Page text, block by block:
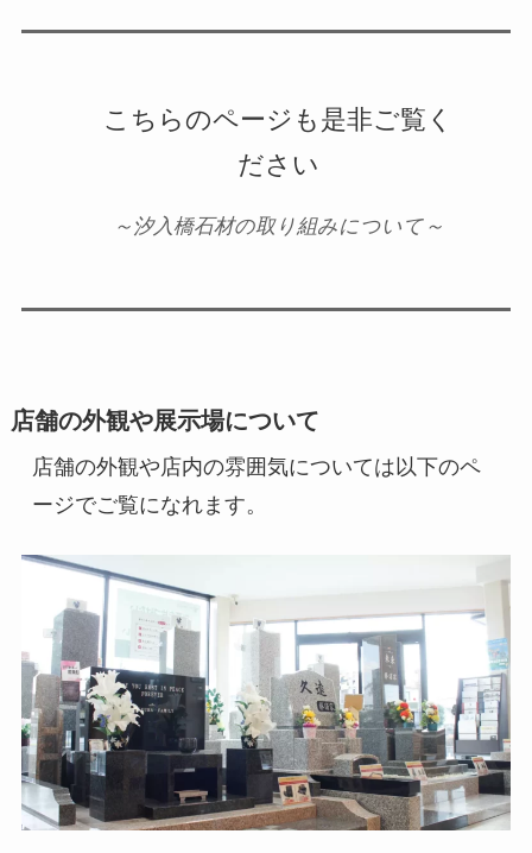
こちらのページも是非ご覧く
ださい
～汐入橋石材の取り組みについて～
店舗の外観や展示場について
店舗の外観や店内の雰囲気については以下のペ
ージでご覧になれます。